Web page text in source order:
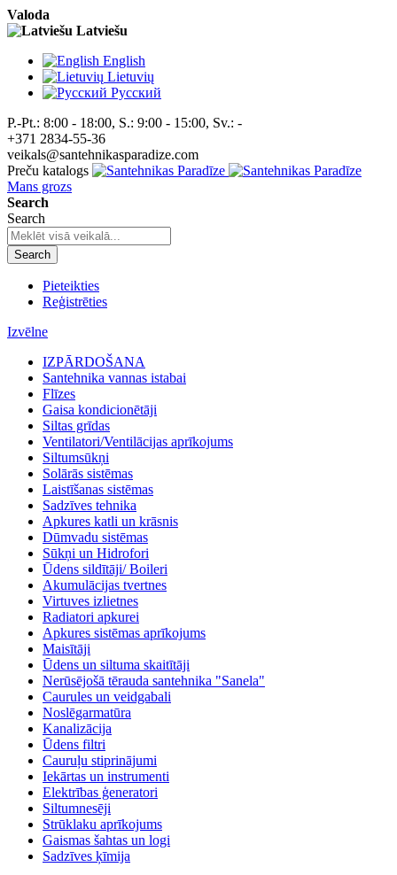
Valoda
Latviešu
English
Lietuvių
Pусский
P.-Pt.: 8:00 - 18:00, S.: 9:00 - 15:00, Sv.: -
+371 2834-55-36
veikals@santehnikasparadize.com
Preču katalogs
Mans grozs
Search
Search
Search
Pieteikties
Reģistrēties
Izvēlne
IZPĀRDOŠANA
Santehnika vannas istabai
Flīzes
Gaisa kondicionētāji
Siltas grīdas
Ventilatori/Ventilācijas aprīkojums
Siltumsūkņi
Solārās sistēmas
Laistīšanas sistēmas
Sadzīves tehnika
Apkures katli un krāsnis
Dūmvadu sistēmas
Sūkņi un Hidrofori
Ūdens sildītāji/ Boileri
Akumulācijas tvertnes
Virtuves izlietnes
Radiatori apkurei
Apkures sistēmas aprīkojums
Maisītāji
Ūdens un siltuma skaitītāji
Nerūsējošā tērauda santehnika "Sanela"
Caurules un veidgabali
Noslēgarmatūra
Kanalizācija
Ūdens filtri
Cauruļu stiprinājumi
Iekārtas un instrumenti
Elektrības ģeneratori
Siltumnesēji
Strūklaku aprīkojums
Gaismas šahtas un logi
Sadzīves ķīmija